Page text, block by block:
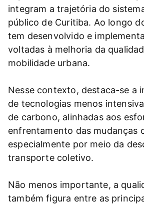
integram a trajetória do
público de Curitiba. Ao longo
tem desenvolvido e
voltadas à melhoria da
mobilidade urbana.
Nesse contexto, destaca-se a
de tecnologias menos
de carbono, alinhadas aos
enfrentamento das mudanças
especialmente por meio da
transporte coletivo.
Não menos importante, a
também figura entre as